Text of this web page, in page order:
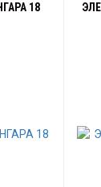
18